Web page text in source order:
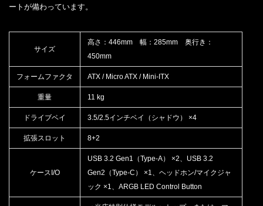
ートが備わっています。
サイズ
高さ：446mm 幅：285mm 奥行き：
450mm
フォームファクタ ATX / Micro ATX / Mini-ITX
重量 11 kg
ドライブベイ 3.5/2.5インチベイ（シャドウ） ×4
拡張スロット 8+2
ケースI/O
USB 3.2 Gen1（Type-A） ×2、USB 3.2
Gen2（Type-C） ×1、ヘッドホン/マイクジャ
ック ×1、ARGB LED Control Button